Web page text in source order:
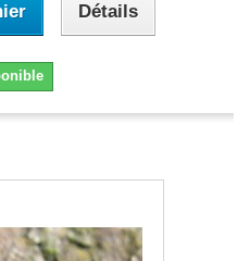
Détails